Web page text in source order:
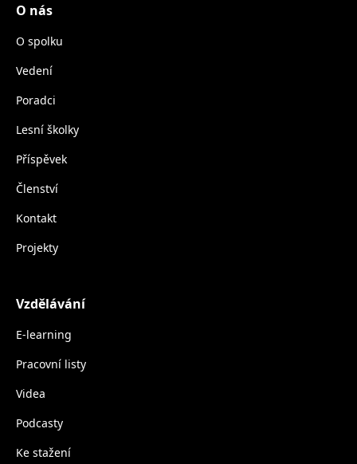
O nás
O spolku
Vedení
Poradci
Lesní školky
Příspěvek
Členství
Kontakt
Projekty
Vzdělávání
E-learning
Pracovní listy
Videa
Podcasty
Ke stažení